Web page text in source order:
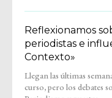
Reflexionamos
periodistas e
Contexto»
Llegan las últimas
curso, pero los debates
nuestro propio
#Entremedios. Laura